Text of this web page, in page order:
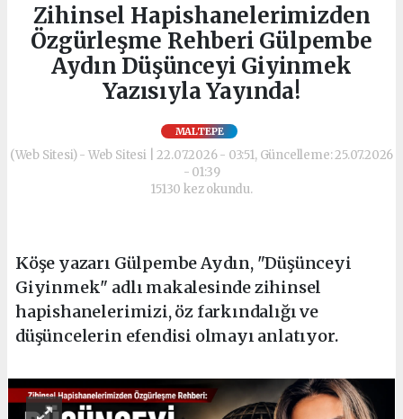
Zihinsel Hapishanelerimizden
Özgürleşme Rehberi Gülpembe
Aydın Düşünceyi Giyinmek
Yazısıyla Yayında!
MALTEPE
(Web Sitesi) - Web Sitesi | 22.07.2026 - 03:51, Güncelleme: 25.07.2026
- 01:39
15130 kez okundu.
Köşe yazarı Gülpembe Aydın, "Düşünceyi
Giyinmek" adlı makalesinde zihinsel
hapishanelerimizi, öz farkındalığı ve
düşüncelerin efendisi olmayı anlatıyor.